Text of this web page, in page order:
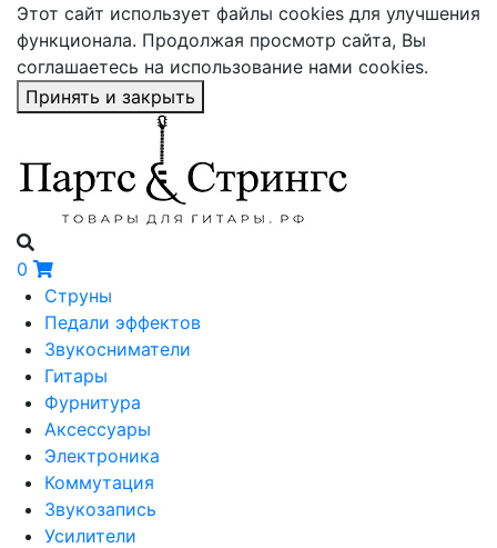
Этот сайт использует файлы cookies для улучшения
функционала. Продолжая просмотр сайта, Вы
соглашаетесь на использование нами cookies.
Принять и закрыть
0
Струны
Педали эффектов
Звукосниматели
Гитары
Фурнитура
Аксессуары
Электроника
Коммутация
Звукозапись
Усилители